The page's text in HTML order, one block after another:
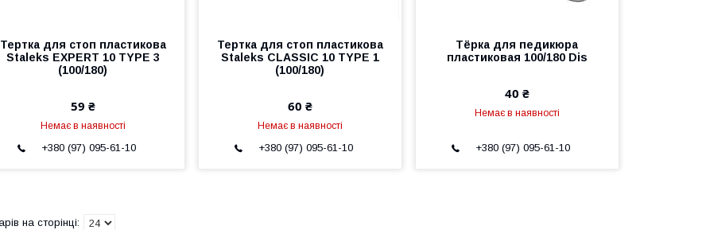
Тертка для стоп пластикова
Staleks EXPERT 10 TYPE 3
(100/180)
59 ₴
Немає в наявності
+380 (97) 095-61-10
Тертка для стоп пластикова
Staleks CLASSIC 10 TYPE 1
(100/180)
60 ₴
Немає в наявності
+380 (97) 095-61-10
Тёрка для педикюра
пластиковая 100/180 Dis
40 ₴
Немає в наявності
+380 (97) 095-61-10